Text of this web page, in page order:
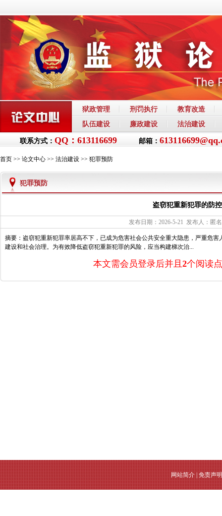
狱政管理 刑罚执行
教育改造
队伍建设
廉政建设 法治建设
联系方式： QQ：613116699 邮箱：
首页 >> 论文中心 >> 法治建设 >> 犯罪预防
犯罪预防
盗窃犯重新犯罪的防
发布日期：2026-5-21 发布人：匿
摘要：盗窃犯重新犯罪率居高不下，已成为危害社会公共安全重大隐患，严重危
建设和社会治理。为有效降低盗窃犯重新犯罪的风险，应当构建梯次治...
本文需会员登录后并且 2个阅读
网站简介|免责声明